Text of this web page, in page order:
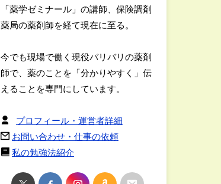
「薬学ゼミナール」の講師、保険調剤
薬局の薬剤師を経て現在に至る。
今でも現場で働く現役バリバリの薬剤
師で、薬のことを「分かりやすく」伝
えることを専門にしています。
プロフィール・運営者詳細
お問い合わせ・仕事の依頼
私の勉強法紹介